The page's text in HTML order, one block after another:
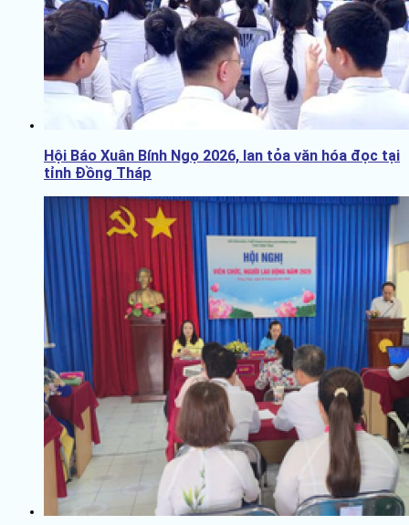
Hội Báo Xuân Bính Ngọ 2026, lan tỏa văn hóa đọc tại
tỉnh Đồng Tháp